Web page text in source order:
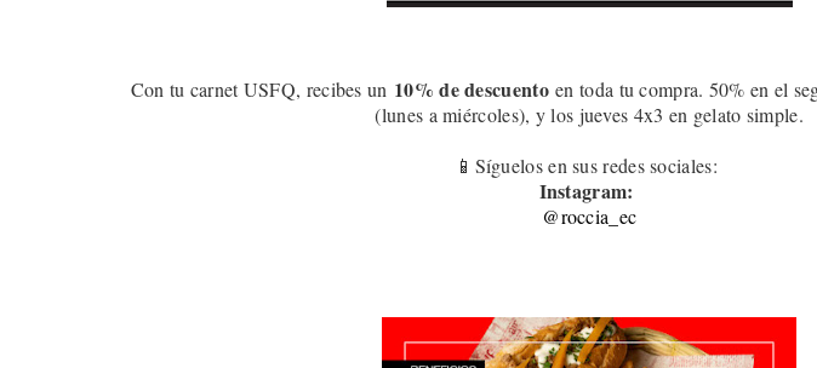
Con tu carnet USFQ, recibes un 10% de descuentoen toda tu compra. 50% en el
(lunes a miércoles), y los jueves 4x3 en gelato simple.
📱Síguelos en sus redes sociales:
Instagram:
@roccia_ec